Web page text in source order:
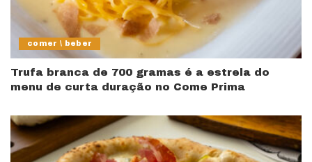
comer \ beber
Trufa branca de 700 gramas é a estrela do
menu de curta duração no Come Prima